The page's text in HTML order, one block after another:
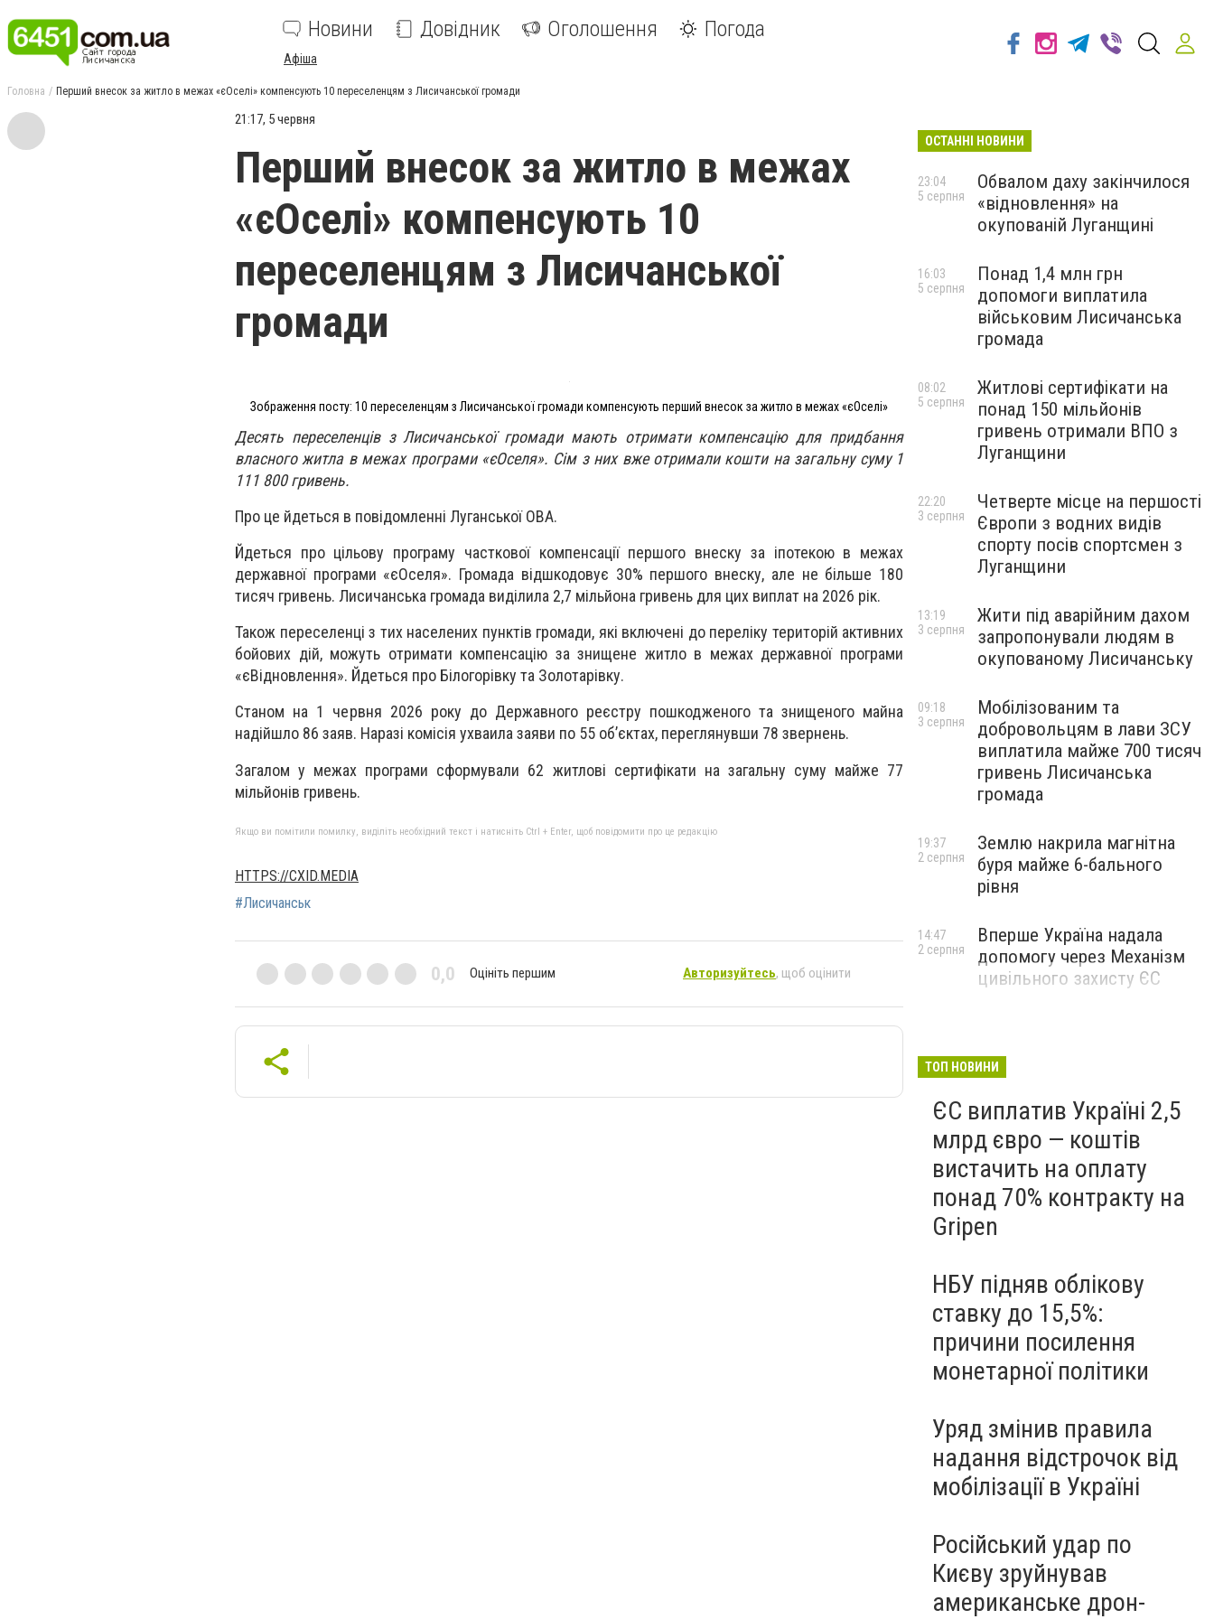
Новини Довідник Оголошення Погода
Афіша
Головна Перший внесок за житло в межах «єОселі» компенсують 10 переселенцям з Лисичанської громади
21:17, 5 червня
Перший внесок за житло в межах
«єОселі» компенсують 10
переселенцям з Лисичанської
громади
Зображення посту: 10 переселенцям з Лисичанської громади компенсують перший внесок за житло в межах «єОселі»
Десять переселенців з Лисичанської громади мають отримати компенсацію для придбання
власного житла в межах програми «єОселя». Сім з них вже отримали кошти на загальну суму 1
111 800 гривень.
Про це йдеться в повідомленні Луганської ОВА.
Йдеться про цільову програму часткової компенсації першого внеску за іпотекою в межах
державної програми «єОселя». Громада відшкодовує 30% першого внеску, але не більше 180
тисяч гривень. Лисичанська громада виділила 2,7 мільйона гривень для цих виплат на 2026 рік.
Також переселенці з тих населених пунктів громади, які включені до переліку територій активних
бойових дій, можуть отримати компенсацію за знищене житло в межах державної програми
«єВідновлення». Йдеться про Білогорівку та Золотарівку.
Станом на 1 червня 2026 року до Державного реєстру пошкодженого та знищеного майна
надійшло 86 заяв. Наразі комісія ухваила заяви по 55 об’єктах, переглянувши 78 звернень.
Загалом у межах програми сформували 62 житлові сертифікати на загальну суму майже 77
мільйонів гривень.
Якщо ви помітили помилку, виділіть необхідний текст і натисніть Ctrl + Enter, щоб повідомити про це редакцію
HTTPS://CXID.MEDIA
#Лисичанськ
0,0 Оцініть першим Авторизуйтесь, щоб оцінити
ОСТАННІ НОВИНИ
Обвалом даху закінчилося
«відновлення» на
окупованій Луганщині
23:04
5 серпня
Понад 1,4 млн грн
допомоги виплатила
військовим Лисичанська
громада
16:03
5 серпня
Житлові сертифікати на
понад 150 мільйонів
гривень отримали ВПО з
Луганщини
08:02
5 серпня
Четверте місце на першості
Європи з водних видів
спорту посів спортсмен з
Луганщини
22:20
3 серпня
Жити під аварійним дахом
запропонували людям в
окупованому Лисичанську
13:19
3 серпня
Мобілізованим та
добровольцям в лави ЗСУ
виплатила майже 700 тисяч
гривень Лисичанська
громада
09:18
3 серпня
Землю накрила магнітна
буря майже 6-бального
рівня
19:37
2 серпня
Вперше Україна надала
допомогу через Механізм
цивільного захисту ЄС
14:47
2 серпня
ТОП НОВИНИ
ЄС виплатив Україні 2,5
млрд євро — коштів
вистачить на оплату
понад 70% контракту на
Gripen
НБУ підняв облікову
ставку до 15,5%:
причини посилення
монетарної політики
Уряд змінив правила
надання відстрочок від
мобілізації в Україні
Російський удар по
Києву зруйнував
американське дрон-